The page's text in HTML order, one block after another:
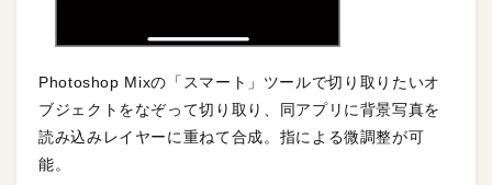
Photoshop Mixの「スマート」ツールで切り取りたいオ
ブジェクトをなぞって切り取り、同アプリに背景写真を
読み込みレイヤーに重ねて合成。指による微調整が可
能。